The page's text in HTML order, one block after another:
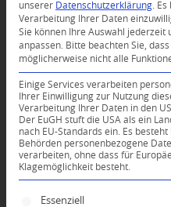
An Diskussion beteiligen?
Hinterlassen Sie uns Ihren
unserer Datenschutzerklärung
Verarbeitung Ihrer Daten
Sie können Ihre Auswahl jederzeit
anpassen.
Bitte beachten Sie,
möglicherweise nicht alle
Einige Services verarbeiten
Ihrer Einwilligung zur Nutzung
Verarbeitung Ihrer Daten in den
Der EuGH stuft die USA als ein
nach EU-Standards ein. Es
Behörden personenbezogene
verarbeiten, ohne dass für
Klagemöglichkeit besteht.
Es folgt eine Liste
Essenziell